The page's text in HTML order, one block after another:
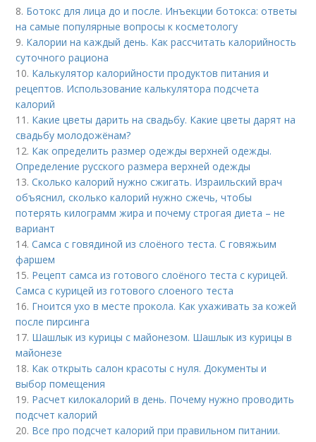
8. Ботокс для лица до и после. Инъекции ботокса: ответы
на самые популярные вопросы к косметологу
9. Калории на каждый день. Как рассчитать калорийность
суточного рациона
10. Калькулятор калорийности продуктов питания и
рецептов. Использование калькулятора подсчета
калорий
11. Какие цветы дарить на свадьбу. Какие цветы дарят на
свадьбу молодожёнам?
12. Как определить размер одежды верхней одежды.
Определение русского размера верхней одежды
13.Сколько калорий нужно сжигать. Израильский врач
объяснил, сколько калорий нужно сжечь, чтобы
потерять килограмм жира и почему строгая диета – не
вариант
14.Самса с говядиной из слоёного теста. С говяжьим
фаршем
15. Рецепт самса из готового слоёного теста с курицей.
Самса с курицей из готового слоеного теста
16. Гноится ухо в месте прокола. Как ухаживать за кожей
после пирсинга
17. Шашлык из курицы с майонезом. Шашлык из курицы в
майонезе
18. Как открыть салон красоты с нуля. Документы и
выбор помещения
19. Расчет килокалорий в день. Почему нужно проводить
подсчет калорий
20. Все про подсчет калорий при правильном питании.